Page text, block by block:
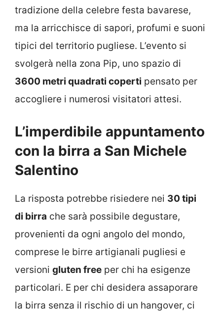
tradizione della celebre festa bavarese,
ma la arricchisce di sapori, profumi e suoni
tipici del territorio pugliese. L’evento si
svolgerà nella zona Pip, uno spazio di
3600 metri quadrati coperti pensato per
accogliere i numerosi visitatori attesi.
L’imperdibile appuntamento
con la birra a San Michele
Salentino
La risposta potrebbe risiedere nei 30 tipi
di birra che sarà possibile degustare,
provenienti da ogni angolo del mondo,
comprese le birre artigianali pugliesi e
versioni gluten free per chi ha esigenze
particolari. E per chi desidera assaporare
la birra senza il rischio di un hangover, ci